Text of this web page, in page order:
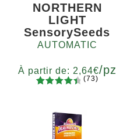
NORTHERN
LIGHT
SensorySeeds
AUTOMATIC
À partir de: 2,64€/pz
5 basé
sur
(73)